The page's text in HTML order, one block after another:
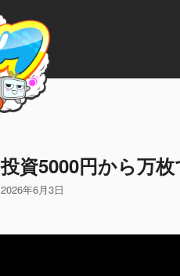
投資5000円から万
2026年6月3日